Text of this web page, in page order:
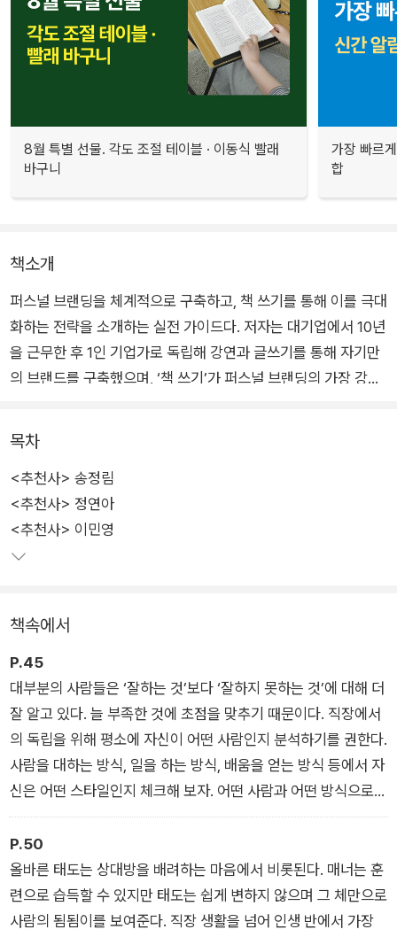
8월 특별 선물. 각도 조절 테이블 · 이동식 빨래
바구니
가장 빠르
합
책소개
퍼스널 브랜딩을 체계적으로 구축하고, 책 쓰기를 통해 이를 극대
화하는 전략을 소개하는 실전 가이드다. 저자는 대기업에서 10년
을 근무한 후 1인 기업가로 독립해 강연과 글쓰기를 통해 자기만
의 브랜드를 구축했으며, ‘책 쓰기’가 퍼스널 브랜딩의 가장 강력
문가로 인식하며 더 많은 기회가 찾아온다는 것이다.
이 책에서 저자는 직접 경험하며 쌓아온 노하우를 생생하게 제공
하고 있으며, 일목요연하게 제시된 퍼스널 브랜딩의 4단계 전략
을 통해 직장인, 프리랜서, 1인 기업가가 자신만의 브랜드를 구축
하는 과정을 차근차근 설명한다.
덧 1인 기업가로서 성공하는 자신의 모습을 상상할 수 있을 것이
다. 미래는 누구도 예측할 수 없지만, 지금이야말로 ‘나’만의 브랜
드를 만들 최고의 기회다. 직장인이든, 프리랜서든, 창업을 꿈꾸
는 누구든, 당신의 이름을 브랜드로 만들고 싶다면 이 책이 강력
한 길잡이가 될 것이다.
목차
<추천사> 송정림
<추천사> 정연아
<추천사> 이민영
책속에서
P.45
대부분의 사람들은 ‘잘하는 것’보다 ‘잘하지 못하는 것’에 대해 더
잘 알고 있다. 늘 부족한 것에 초점을 맞추기 때문이다. 직장에서
의 독립을 위해 평소에 자신이 어떤 사람인지 분석하기를 권한다.
사람을 대하는 방식, 일을 하는 방식, 배움을 얻는 방식 등에서 자
신은 어떤 스타일인지 체크해 보자. 어떤 사람과 어떤 방식으로
일을 할 때 성과를 잘 내는지, 새로운 배움을 얻을 때 어떤 방식이
나에게 효율적인지 말이다. 자신에 대해 하나하나 알아가면서 어
떤 강점이 있는지 알 수 있을 것이다.
P.50
올바른 태도는 상대방을 배려하는 마음에서 비롯된다. 매너는 훈
련으로 습득할 수 있지만 태도는 쉽게 변하지 않으며 그 체만으로
사람의 됨됨이를 보여준다. 직장 생활을 넘어 인생 반에서 가장